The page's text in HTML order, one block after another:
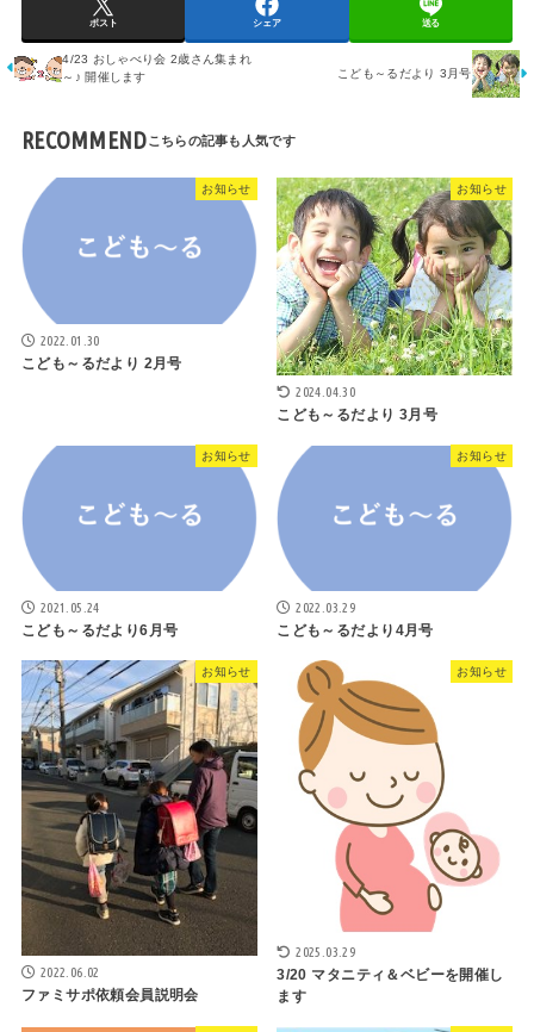
ポスト シェア 送る
4/23 おしゃべり会 2歳さん集まれ
～♪ 開催します
こども～るだより 3月号
RECOMMEND
お知らせ
2022.01.30
こども～るだより 2月号
お知らせ
2024.04.30
こども～るだより 3月号
お知らせ
2021.05.24
こども～るだより6月号
お知らせ
2022.03.29
こども～るだより4月号
お知らせ
2022.06.02
ファミサポ依頼会員説明会
お知らせ
2025.03.29
3/20 マタニティ＆ベビーを開催し
ます